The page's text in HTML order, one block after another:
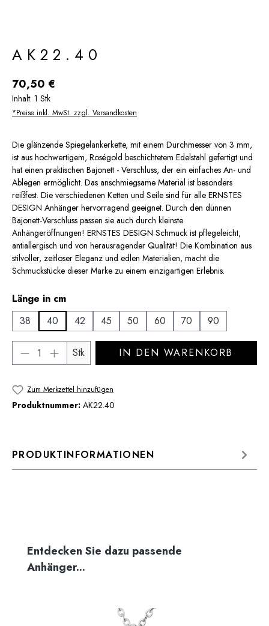
AK22.40
Regulärer Preis:
70,50 €
Inhalt: 1 Stk
*Preise inkl. MwSt. zzgl. Versandkosten
Die glänzende Spiegelankerkette, mit einem Durchmesser von 3 mm,
ist aus hochwertigem, Roségold beschichtetem Edelstahl gefertigt und
hat einen praktischen Bajonett - Verschluss, der ein einfaches An- und
Ablegen ermöglicht. Das anschmiegsame Material ist besonders
reißfest. Die verschiedenen Ketten und Seile sind für alle ERNSTES
DESIGN Anhänger hervorragend geeignet. Durch den dünnen
Bajonett-Verschluss passen sie auch durch kleinste
Anhängeröffnungen! ERNSTES DESIGN Schmuck ist pflegeleicht,
antiallergisch und von herausragender Qualität! Die Kombination aus
stilvoller, zeitloser Eleganz und edlen Materialien, macht die
Schmuckstücke dieser Marke zu einem einzigartigen Erlebnis.
Länge in cmauswählen
38
40 42 45 50 60 70 90
Produkt Anzahl: Gib den gewünschten
Stk IN DEN WARENKORB
Zum Merkzettel hinzufügen
Produktnummer: AK22.40
PRODUKTINFORMATIONEN
Produktgalerie überspringen
Entdecken Sie dazu passende
Anhänger...